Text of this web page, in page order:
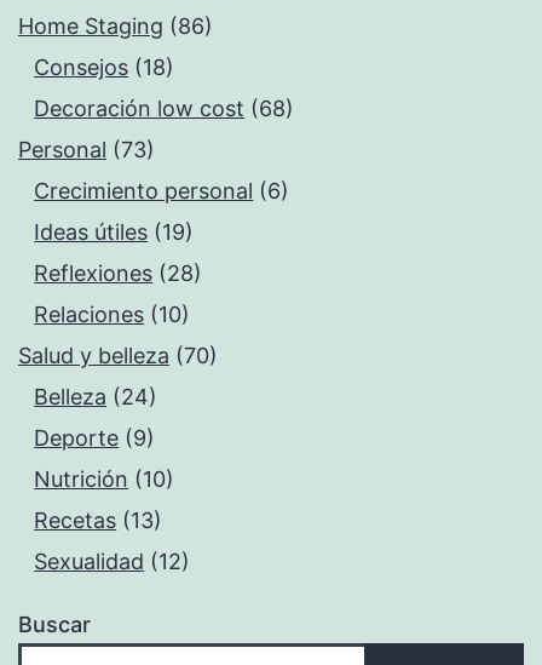
Home Staging (86)
Consejos (18)
Decoración low cost (68)
Personal (73)
Crecimiento personal (6)
Ideas útiles (19)
Reflexiones (28)
Relaciones (10)
Salud y belleza (70)
Belleza (24)
Deporte (9)
Nutrición (10)
Recetas (13)
Sexualidad (12)
Buscar